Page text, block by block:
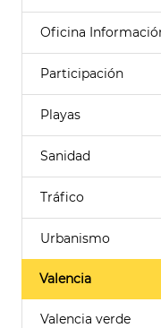
Oficina
Participación
Playas
Sanidad
Tráfico
Urbanismo
Valencia
Valencia verde